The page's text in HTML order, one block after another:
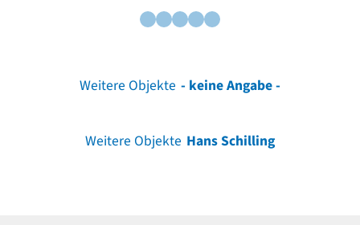
Weitere Objekte - keine Angabe -
Weitere Objekte Hans Schilling